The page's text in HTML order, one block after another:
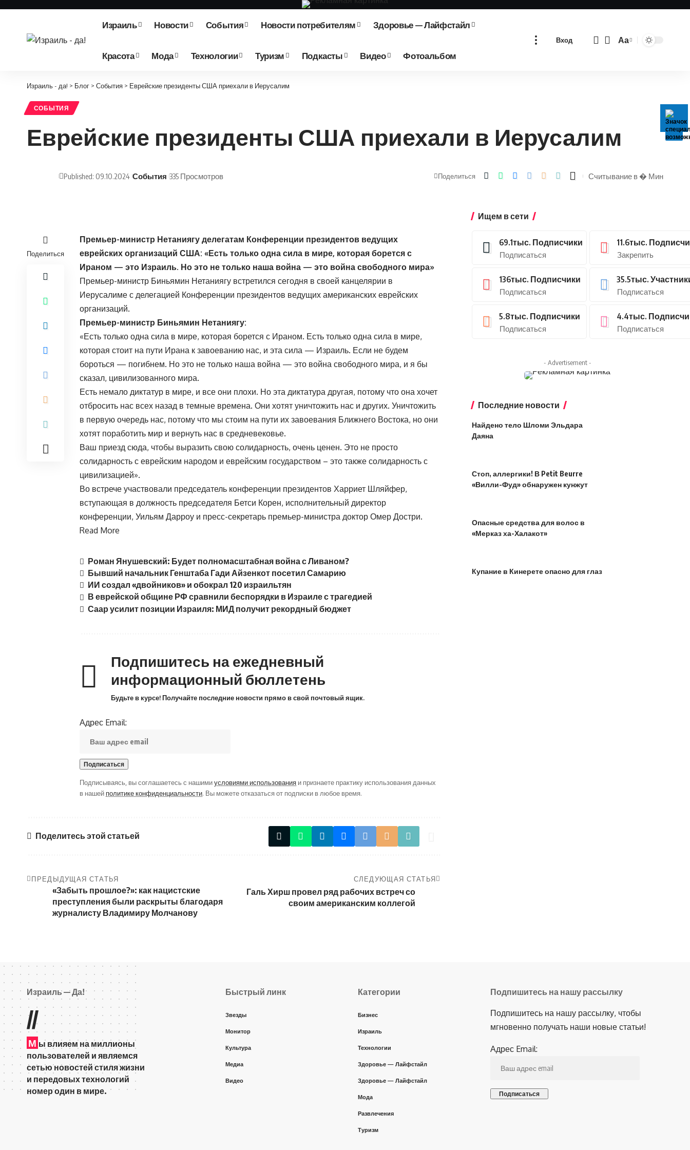
Израиль Новости События Новости потребителям Здоровье — Лайфстайл
Красота Мода Технологии Туризм Подкасты Видео Фотоальбом
Вход
Изменение
Аа
Израиль - да! > Блог > События > Еврейские президенты США приехали в Иерусалим
СОБЫТИЯ
Еврейские президенты США приехали в Иерусалим
Published: 09.10.2024 События 335 Просмотров Поделиться Считывание в � Мин
Поделиться
Премьер-министр Нетаниягу делегатам Конференции президентов ведущих
еврейских организаций США: «Есть только одна сила в мире, которая борется с
Ираном — это Израиль. Но это не только наша война — это война свободного мира»
Премьер-министр Биньямин Нетаниягу встретился сегодня в своей канцелярии в
Иерусалиме с делегацией Конференции президентов ведущих американских еврейских
организаций.
Премьер-министр Биньямин Нетаниягу:
«Есть только одна сила в мире, которая борется с Ираном. Есть только одна сила в мире,
которая стоит на пути Ирана к завоеванию нас, и эта сила — Израиль. Если не будем
бороться — погибнем. Но это не только наша война — это война свободного мира, и я бы
сказал, цивилизованного мира.
Есть немало диктатур в мире, и все они плохи. Но эта диктатура другая, потому что она хочет
отбросить нас всех назад в темные времена. Они хотят уничтожить нас и других. Уничтожить
в первую очередь нас, потому что мы стоим на пути их завоевания Ближнего Востока, но они
хотят поработить мир и вернуть нас в средневековье.
Ваш приезд сюда, чтобы выразить свою солидарность, очень ценен. Это не просто
солидарность с еврейским народом и еврейским государством – это также солидарность с
цивилизацией».
Во встрече участвовали председатель конференции президентов Харриет Шляйфер,
вступающая в должность председателя Бетси Корен, исполнительный директор
конференции, Уильям Дарроу и пресс-секретарь премьер-министра доктор Омер Достри.
Read More
Роман Янушевский: Будет полномасштабная война с Ливаном?
Бывший начальник Генштаба Гади Айзенкот посетил Самарию
ИИ создал «двойников» и обокрал 120 израильтян
В еврейской общине РФ сравнили беспорядки в Израиле с трагедией
Саар усилит позиции Израиля: МИД получит рекордный бюджет
Подпишитесь на ежедневный
информационный бюллетень
Будьте в курсе! Получайте последние новости прямо в свой почтовый ящик.
Адрес Email:
Подписываясь, вы соглашаетесь с нашимиусловиями использования и признаете практику использования данных
в нашей политике конфиденциальности. Вы можете отказаться от подписки в любое время.
Поделитесь этой статьей
ПРЕДЫДУЩАЯ СТАТЬЯ
«Забыть прошлое?»: как нацистские
преступления были раскрыты благодаря
журналисту Владимиру Молчанову
СЛЕДУЮЩАЯ СТАТЬЯ
Галь Хирш провел ряд рабочих встреч со
своим американским коллегой
Ищем в сети
69.1тыс. Подписчики
Подписаться
11.6тыс.
Закрепить
136тыс. Подписчики
Подписаться
35.5тыс.
Подписаться
5.8тыс. Подписчики
Подписаться
4.4тыс.
Подписаться
- Advertisement -
Последние новости
Найдено тело Шломи Эльдара
Даяна
Стоп, аллергики! В Petit Beurre
«Вилли-Фуд» обнаружен кунжут
Опасные средства для волос в
«Мерказ ха-Халакот»
Купание в Кинерете опасно для глаз
Израиль — Да!
//
М ы влияем на миллионы
пользователей и являемся
сетью новостей стиля жизни
и передовых технологий
номер один в мире.
Быстрый линк
Звезды
Монитор
Культура
Медиа
Видео
Категории
Бизнес
Израиль
Технологии
Здоровье — Лайфстайл
Здоровье — Лайфстайл
Мода
Развлечения
Туризм
Подпишитесь на нашу рассылку
Подпишитесь на нашу рассылку, чтобы
мгновенно получать наши новые статьи!
Адрес Email: